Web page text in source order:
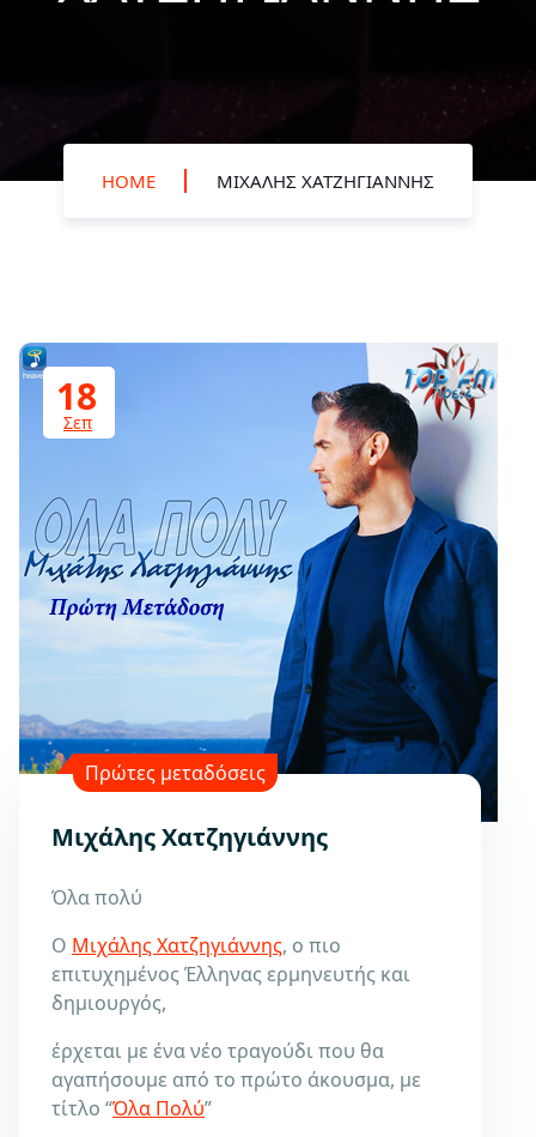
HOME ΜΙΧΆΛΗΣ ΧΑΤΖΗΓΙΆΝΝΗΣ
18
Σεπ
Πρώτες μεταδόσεις
Μιχάλης Χατζηγιάννης
Όλα πολύ
Ο Μιχάλης Χατζηγιάννης, ο πιο
επιτυχημένος Έλληνας ερμηνευτής και
δημιουργός,
έρχεται με ένα νέο τραγούδι που θα
αγαπήσουμε από το πρώτο άκουσμα, με
τίτλο “Όλα Πολύ”